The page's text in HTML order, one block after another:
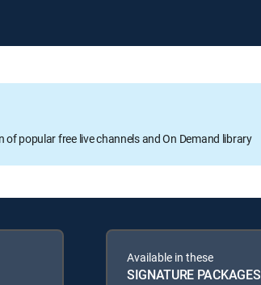
of popular free live channels and On Demand library
Available in these
SIGNATURE PACKAGES